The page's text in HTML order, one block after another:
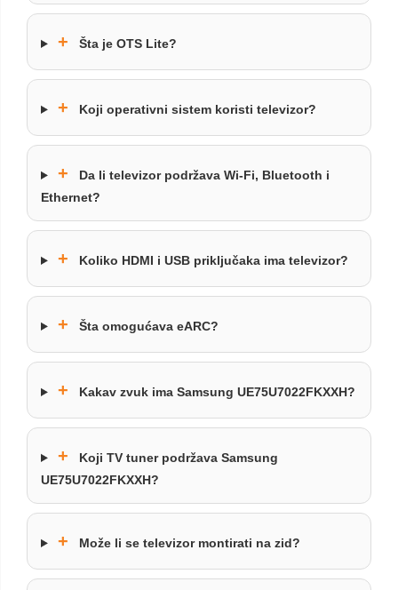
+ Šta je OTS Lite?
+ Koji operativni sistem koristi televizor?
+
Da li televizor podržava Wi-Fi, Bluetooth i
Ethernet?
+ Koliko HDMI i USB priključaka ima televizor?
+ Šta omogućava eARC?
+ Kakav zvuk ima Samsung UE75U7022FKXXH?
+
Koji TV tuner podržava Samsung
UE75U7022FKXXH?
+ Može li se televizor montirati na zid?